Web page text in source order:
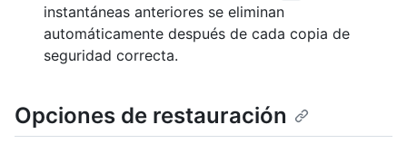
instantáneas anteriores se eliminan
automáticamente después de cada copia de
seguridad correcta.
Opciones de restauración